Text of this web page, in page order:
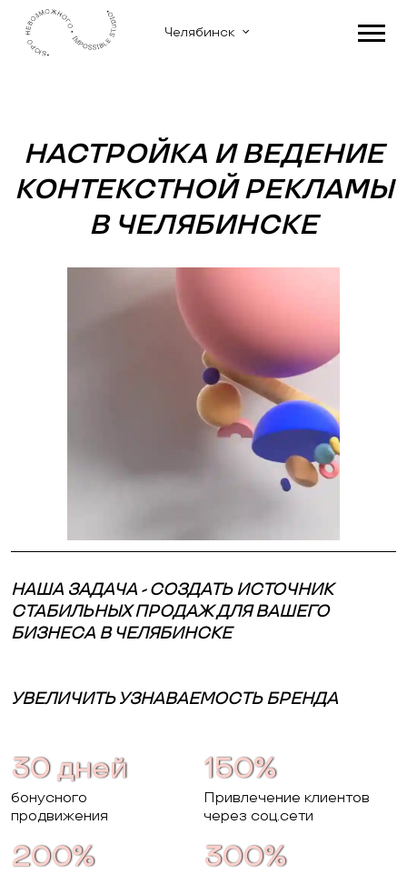
Челябинск
НАСТРОЙКА И ВЕДЕНИЕ
КОНТЕКСТНОЙ РЕКЛАМЫ
В ЧЕЛЯБИНСКЕ
НАША ЗАДАЧА - СОЗДАТЬ ИСТОЧНИК
СТАБИЛЬНЫХ ПРОДАЖ ДЛЯ ВАШЕГО
БИЗНЕСА В ЧЕЛЯБИНСКЕ
УВЕЛИЧИТЬ УЗНАВАЕМОСТЬ БРЕНДА
30 дней
бонусного
продвижения
150%
Привлечение клиентов
через соц.сети
200% 300%